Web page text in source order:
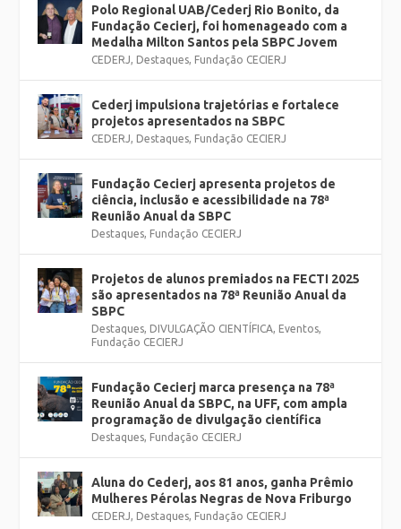
Polo Regional UAB/Cederj Rio Bonito, da
Fundação Cecierj, foi homenageado com a
Medalha Milton Santos pela SBPC Jovem
CEDERJ Destaques Fundação CECIERJ
Cederj impulsiona trajetórias e fortalece
projetos apresentados na SBPC
CEDERJ Destaques Fundação CECIERJ
Fundação Cecierj apresenta projetos de
ciência, inclusão e acessibilidade na 78ª
Reunião Anual da SBPC
Destaques Fundação CECIERJ
Projetos de alunos premiados na FECTI 2025
são apresentados na 78ª Reunião Anual da
SBPC
Destaques DIVULGAÇÃO CIENTÍFICA Eventos
Fundação CECIERJ
Fundação Cecierj marca presença na 78ª
Reunião Anual da SBPC, na UFF, com ampla
programação de divulgação científica
Destaques Fundação CECIERJ
Aluna do Cederj, aos 81 anos, ganha Prêmio
Mulheres Pérolas Negras de Nova Friburgo
CEDERJ Destaques Fundação CECIERJ